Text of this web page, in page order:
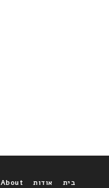
בית אודות About